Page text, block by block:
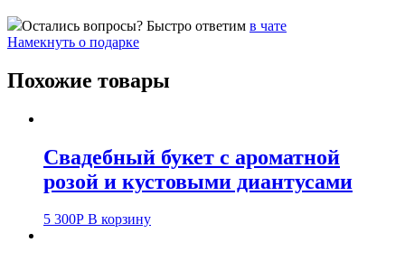
Остались вопросы? Быстро ответим в чате
Намекнуть о подарке
Похожие товары
Свадебный букет с ароматной
розой и кустовыми диантусами
5 300Р В корзину